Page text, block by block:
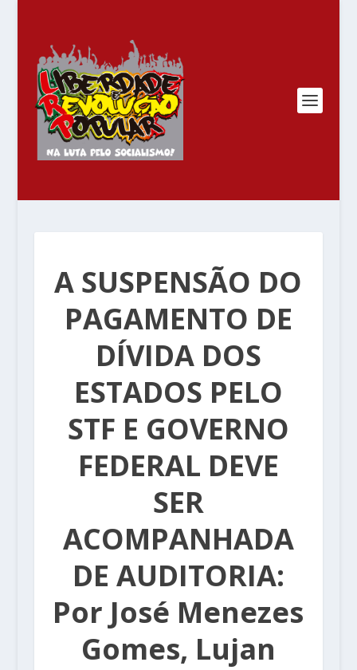
A SUSPENSÃO DO
PAGAMENTO DE
DÍVIDA DOS
ESTADOS PELO
STF E GOVERNO
FEDERAL DEVE
SER
ACOMPANHADA
DE AUDITORIA:
Por José Menezes
Gomes, Lujan